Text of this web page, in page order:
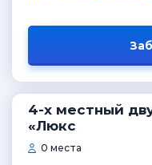
4-х местный
«Люкс
0 места